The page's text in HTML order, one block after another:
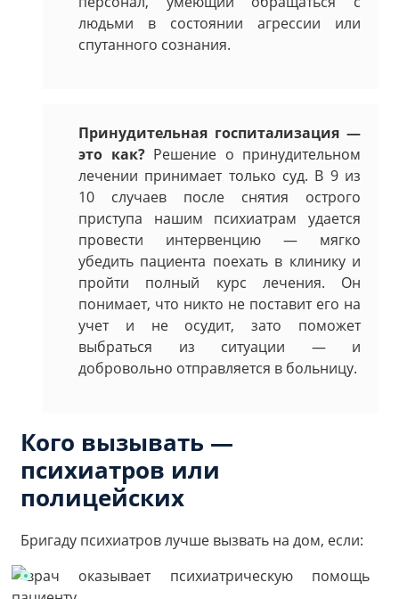
людьми в состоянии агрессии или
спутанного сознания.
Принудительная госпитализация —
это как?Решение о принудительном
лечении принимает только суд. В 9 из
10 случаев после снятия острого
приступа нашим психиатрам удается
провести интервенцию — мягко
убедить пациента поехать в клинику и
пройти полный курс лечения. Он
понимает, что никто не поставит его на
учет и не осудит, зато поможет
выбраться из ситуации — и
добровольно отправляется в больницу.
Кого вызывать —
психиатров или
полицейских
Бригаду психиатров лучше вызвать на дом, если: